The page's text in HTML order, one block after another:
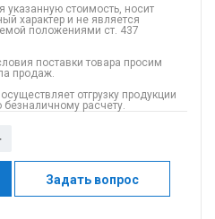
стоимость, носит
характер и не является
положениями ст. 437
поставки товара просим
продаж.
отгрузку продукции
расчету.
Задать вопрос